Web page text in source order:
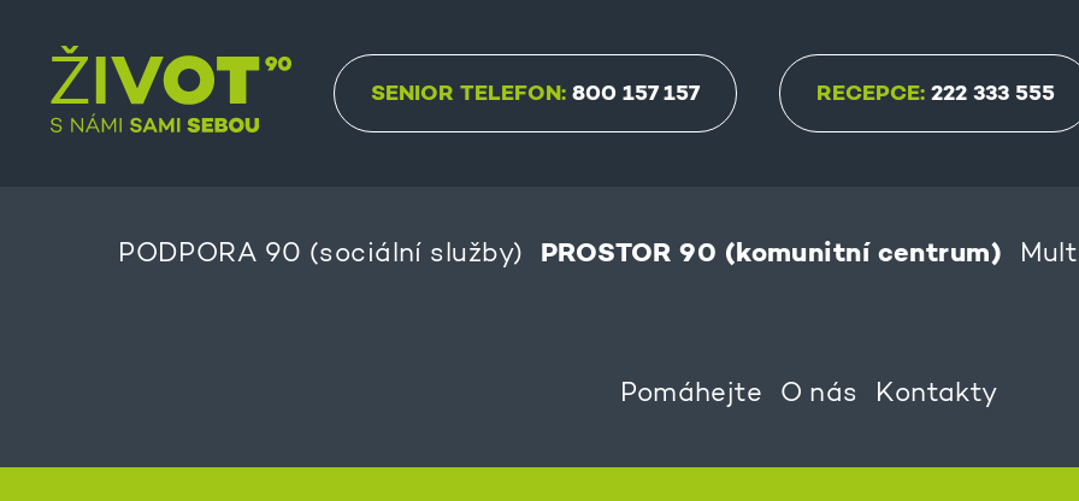
SENIOR TELEFON: 800 157 157 RECEPCE: 222 333 555
PODPORA 90 (sociální služby) PROSTOR 90 (komunitní centrum)
Pomáhejte O nás Kontakty